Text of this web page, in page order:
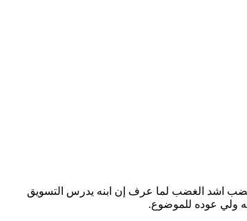
غضب اشد الغضب لما عرف إن ابنه يدرس التسويق
ولي عوده للموضوع.